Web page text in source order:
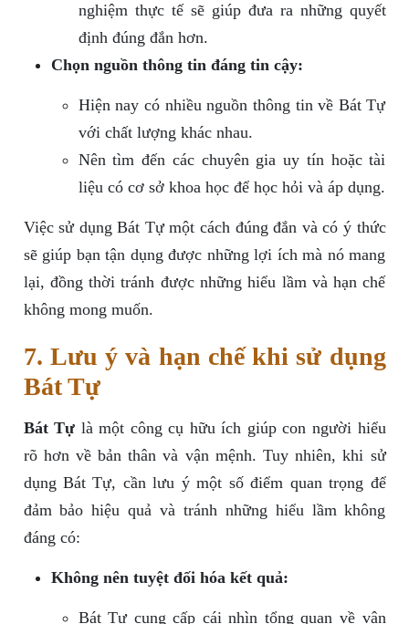
nghiệm thực tế sẽ giúp đưa ra những quyết
định đúng đắn hơn.
Chọn nguồn thông tin đáng tin cậy:
Hiện nay có nhiều nguồn thông tin về Bát Tự
với chất lượng khác nhau.
Nên tìm đến các chuyên gia uy tín hoặc tài
liệu có cơ sở khoa học để học hỏi và áp dụng.
Việc sử dụng Bát Tự một cách đúng đắn và có ý thức
sẽ giúp bạn tận dụng được những lợi ích mà nó mang
lại, đồng thời tránh được những hiểu lầm và hạn chế
không mong muốn.
7. Lưu ý và hạn chế khi sử dụng
Bát Tự
Bát Tự là một công cụ hữu ích giúp con người hiểu
rõ hơn về bản thân và vận mệnh. Tuy nhiên, khi sử
dụng Bát Tự, cần lưu ý một số điểm quan trọng để
đảm bảo hiệu quả và tránh những hiểu lầm không
đáng có:
Không nên tuyệt đối hóa kết quả:
Bát Tự cung cấp cái nhìn tổng quan về vận